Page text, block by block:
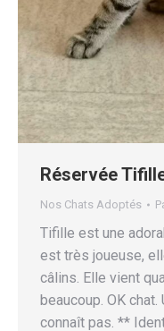
Réservée
Nos Chats Adoptés
Tifille est une
est très joueuse,
câlins. Elle vient
beaucoup. OK
connaît pas. **